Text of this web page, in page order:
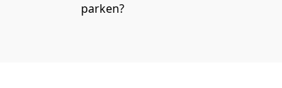
parken?